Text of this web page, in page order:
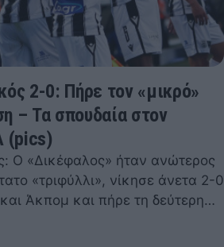
2-0: Πήρε τον «μικρό»
– Τα σπουδαία στον
(pics)
Ο «Δικέφαλος» ήταν ανώτερος
«τριφύλλι», νίκησε άνετα 2-0
Άκπομ και πήρε τη δεύτερη…